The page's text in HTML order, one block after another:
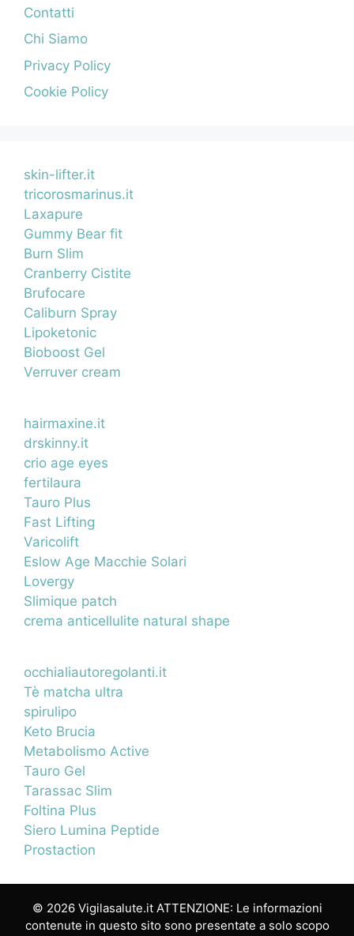
Contatti
Chi Siamo
Privacy Policy
Cookie Policy
skin-lifter.it
tricorosmarinus.it
Laxapure
Gummy Bear fit
Burn Slim
Cranberry Cistite
Brufocare
Caliburn Spray
Lipoketonic
Bioboost Gel
Verruver cream
hairmaxine.it
drskinny.it
crio age eyes
fertilaura
Tauro Plus
Fast Lifting
Varicolift
Eslow Age Macchie Solari
Lovergy
Slimique patch
crema anticellulite natural shape
occhialiautoregolanti.it
Tè matcha ultra
spirulipo
Keto Brucia
Metabolismo Active
Tauro Gel
Tarassac Slim
Foltina Plus
Siero Lumina Peptide
Prostaction
© 2026 Vigilasalute.it ATTENZIONE: Le informazioni
contenute in questo sito sono presentate a solo scopo